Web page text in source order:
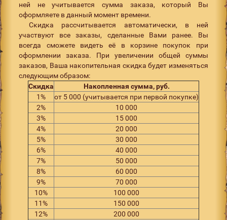
ней не учитывается сумма заказа, который Вы
оформляете в данный момент времени.
Скидка рассчитывается автоматически, в ней
участвуют все заказы, сделанные Вами ранее. Вы
всегда сможете видеть её в корзине покупок при
оформлении заказа. При увеличении общей суммы
заказов, Ваша накопительная скидка будет изменяться
следующим образом:
Скидка
Накопленная сумма, руб.
1%
от 5 000 (учитывается при первой покупке)
2%
10 000
3%
15 000
4%
20 000
5%
30 000
6%
40 000
7%
50 000
8%
60 000
9%
70 000
10%
100 000
11%
150 000
12%
200 000